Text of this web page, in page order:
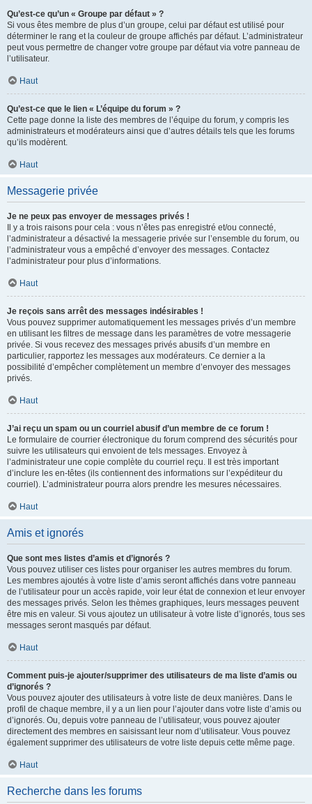
Qu’est-ce qu’un « Groupe par défaut » ?
Si vous êtes membre de plus d’un groupe, celui par défaut est utilisé pour
déterminer le rang et la couleur de groupe affichés par défaut. L’administrateur
peut vous permettre de changer votre groupe par défaut via votre panneau de
l’utilisateur.
Haut
Qu’est-ce que le lien « L’équipe du forum » ?
Cette page donne la liste des membres de l’équipe du forum, y compris les
administrateurs et modérateurs ainsi que d’autres détails tels que les forums
qu’ils modèrent.
Haut
Messagerie privée
Je ne peux pas envoyer de messages privés !
Il y a trois raisons pour cela : vous n’êtes pas enregistré et/ou connecté,
l’administrateur a désactivé la messagerie privée sur l’ensemble du forum, ou
l’administrateur vous a empêché d’envoyer des messages. Contactez
l’administrateur pour plus d’informations.
Haut
Je reçois sans arrêt des messages indésirables !
Vous pouvez supprimer automatiquement les messages privés d’un membre
en utilisant les filtres de message dans les paramètres de votre messagerie
privée. Si vous recevez des messages privés abusifs d’un membre en
particulier, rapportez les messages aux modérateurs. Ce dernier a la
possibilité d’empêcher complètement un membre d’envoyer des messages
privés.
Haut
J’ai reçu un spam ou un courriel abusif d’un membre de ce forum !
Le formulaire de courrier électronique du forum comprend des sécurités pour
suivre les utilisateurs qui envoient de tels messages. Envoyez à
l’administrateur une copie complète du courriel reçu. Il est très important
d’inclure les en-têtes (ils contiennent des informations sur l’expéditeur du
courriel). L’administrateur pourra alors prendre les mesures nécessaires.
Haut
Amis et ignorés
Que sont mes listes d’amis et d’ignorés ?
Vous pouvez utiliser ces listes pour organiser les autres membres du forum.
Les membres ajoutés à votre liste d’amis seront affichés dans votre panneau
de l’utilisateur pour un accès rapide, voir leur état de connexion et leur envoyer
des messages privés. Selon les thèmes graphiques, leurs messages peuvent
être mis en valeur. Si vous ajoutez un utilisateur à votre liste d’ignorés, tous ses
messages seront masqués par défaut.
Haut
Comment puis-je ajouter/supprimer des utilisateurs de ma liste d’amis ou
d’ignorés ?
Vous pouvez ajouter des utilisateurs à votre liste de deux manières. Dans le
profil de chaque membre, il y a un lien pour l’ajouter dans votre liste d’amis ou
d’ignorés. Ou, depuis votre panneau de l’utilisateur, vous pouvez ajouter
directement des membres en saisissant leur nom d’utilisateur. Vous pouvez
également supprimer des utilisateurs de votre liste depuis cette même page.
Haut
Recherche dans les forums